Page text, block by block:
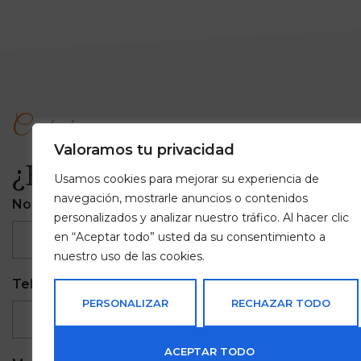
Valoramos tu privacidad
Usamos cookies para mejorar su experiencia de
navegación, mostrarle anuncios o contenidos
personalizados y analizar nuestro tráfico. Al hacer clic
en “Aceptar todo” usted da su consentimiento a
nuestro uso de las cookies.
PERSONALIZAR RECHAZAR TODO
ACEPTAR TODO
Contacto
¿En qué podemos
Nombre completo Email
Teléfono Empresa